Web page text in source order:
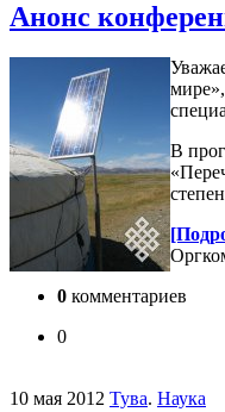
Анонс
В
0 комментариев
0
10 мая 2012 Тува. Наука